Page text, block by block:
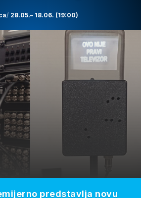
28.05.– 18.06. (19:00)
predstavlja novu